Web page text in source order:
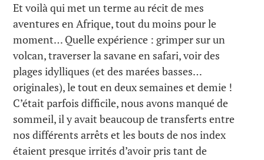
Et voilà qui met un terme au récit de mes
aventures en Afrique, tout du moins pour le
moment… Quelle expérience : grimper sur un
volcan, traverser la savane en safari, voir des
plages idylliques (et des marées basses…
originales), le tout en deux semaines et demie !
C’était parfois difficile, nous avons manqué de
sommeil, il y avait beaucoup de transferts entre
nos différents arrêts et les bouts de nos index
étaient presque irrités d’avoir pris tant de